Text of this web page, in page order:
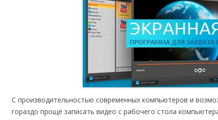
С производительностью современных компьютеров и
гораздо проще записать видео с рабочего стола